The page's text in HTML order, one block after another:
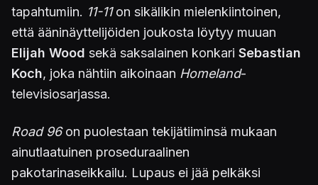
tapahtumiin. 11-11on sikälikin mielenkiintoinen,
että ääninäyttelijöiden joukosta löytyy muuan
Elijah Wood sekä saksalainen konkari Sebastian
Koch, joka nähtiin aikoinaan Homeland-
televisiosarjassa.
Road 96on puolestaan tekijätiiminsä mukaan
ainutlaatuinen proseduraalinen
pakotarinaseikkailu. Lupaus ei jää pelkäksi